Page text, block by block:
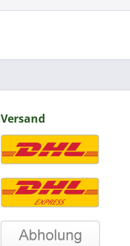
Versand